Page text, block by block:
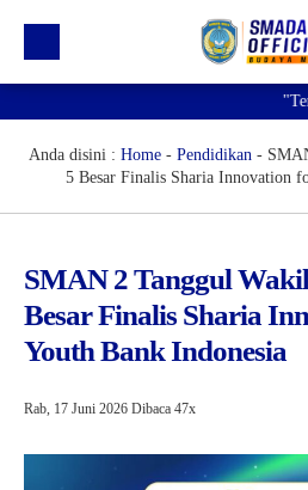
Profil
Informasi
Anda disini : Home- Pendidikan-
5 Besar Finalis Sharia Innovation
SMAN 2 Tanggul
Besar Finalis Sharia
Youth Bank Indonesia
Rab, 17 Juni 2026 Dibaca 47x